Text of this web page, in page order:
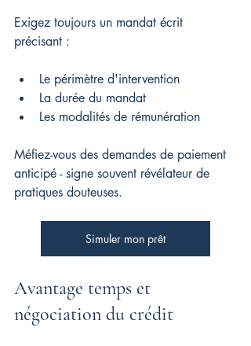
Exigez toujours un mandat écrit
précisant :
Le périmètre d'intervention
La durée du mandat
Les modalités de rémunération
Méfiez-vous des demandes de paiement
anticipé - signe souvent révélateur de
pratiques douteuses.
Simuler mon prêt
Avantage temps et
négociation du crédit